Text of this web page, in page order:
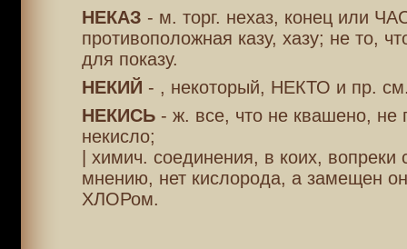
НЕКАЗ - м. торг. нехаз, конец или
противоположная казу, хазу; не то,
для показу.
НЕКИЙ - , некоторый, НЕКТО и пр.
НЕКИСЬ- ж. все, что не квашено, не
некисло;
| химич. соединения, в коих, вопреки
мнению, нет кислорода, а замещен
ХЛОРом.